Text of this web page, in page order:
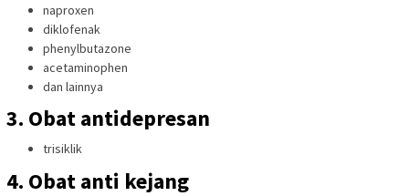
naproxen
diklofenak
phenylbutazone
acetaminophen
dan lainnya
3. Obat antidepresan
trisiklik
4. Obat anti kejang